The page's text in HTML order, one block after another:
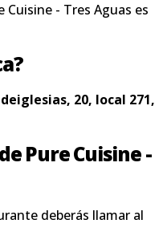
- Tres Aguas es
20, local 271,
Pure Cuisine -
deberás llamar al